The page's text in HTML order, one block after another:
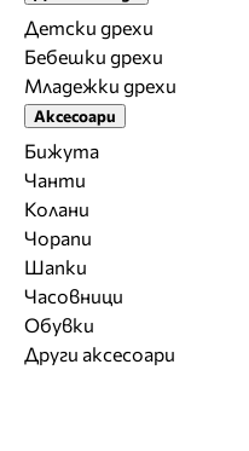
Детски дрехи
Бебешки дрехи
Младежки дрехи
Аксесоари
Бижута
Чанти
Колани
Чорапи
Шапки
Часовници
Обувки
Други аксесоари